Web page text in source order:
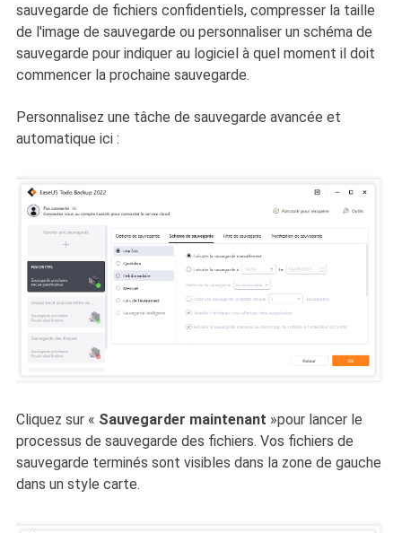
sauvegarde de fichiers confidentiels, compresser la taille
de l'image de sauvegarde ou personnaliser un schéma de
sauvegarde pour indiquer au logiciel à quel moment il doit
commencer la prochaine sauvegarde.
Personnalisez une tâche de sauvegarde avancée et
automatique ici :
Cliquez sur « Sauvegarder maintenant »pour lancer le
processus de sauvegarde des fichiers. Vos fichiers de
sauvegarde terminés sont visibles dans la zone de gauche
dans un style carte.